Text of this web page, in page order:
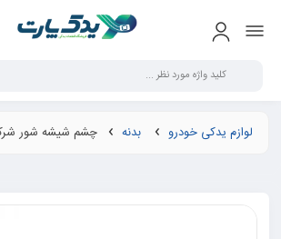
لوازم یدکی خودرو بدنه چشم شیشه شور